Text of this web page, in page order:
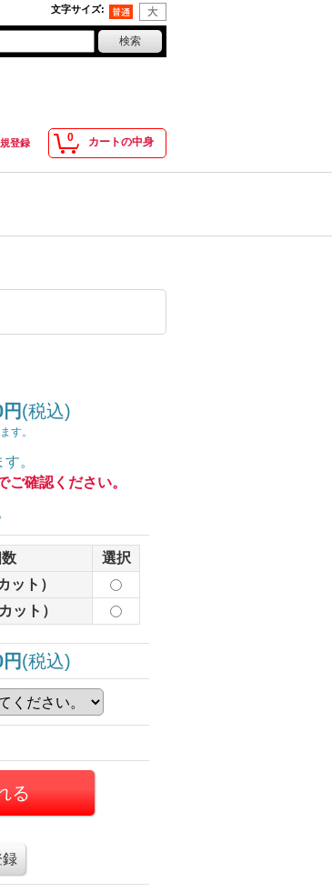
文字サイズ:
0 カートの中身
登録
(税込)
す。
。
ご確認ください。
選択
ット）
ット）
(税込)
録